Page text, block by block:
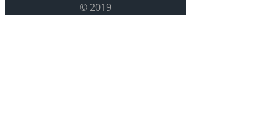
© 2019